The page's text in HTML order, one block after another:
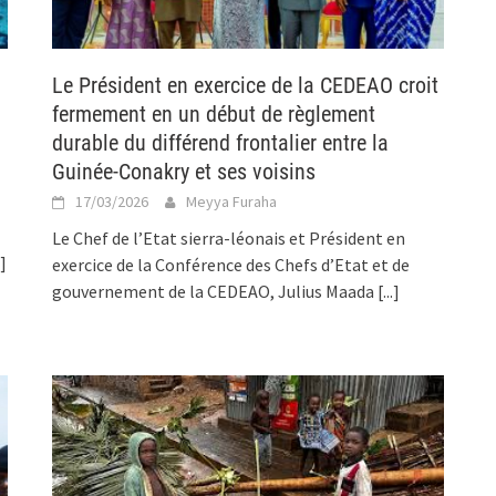
Le Président en exercice de la CEDEAO croit
fermement en un début de règlement
durable du différend frontalier entre la
Guinée-Conakry et ses voisins
17/03/2026 Meyya Furaha
Le Chef de l’Etat sierra-léonais et Président en
exercice de la Conférence des Chefs d’Etat et de
gouvernement de la CEDEAO, Julius Maada [...]